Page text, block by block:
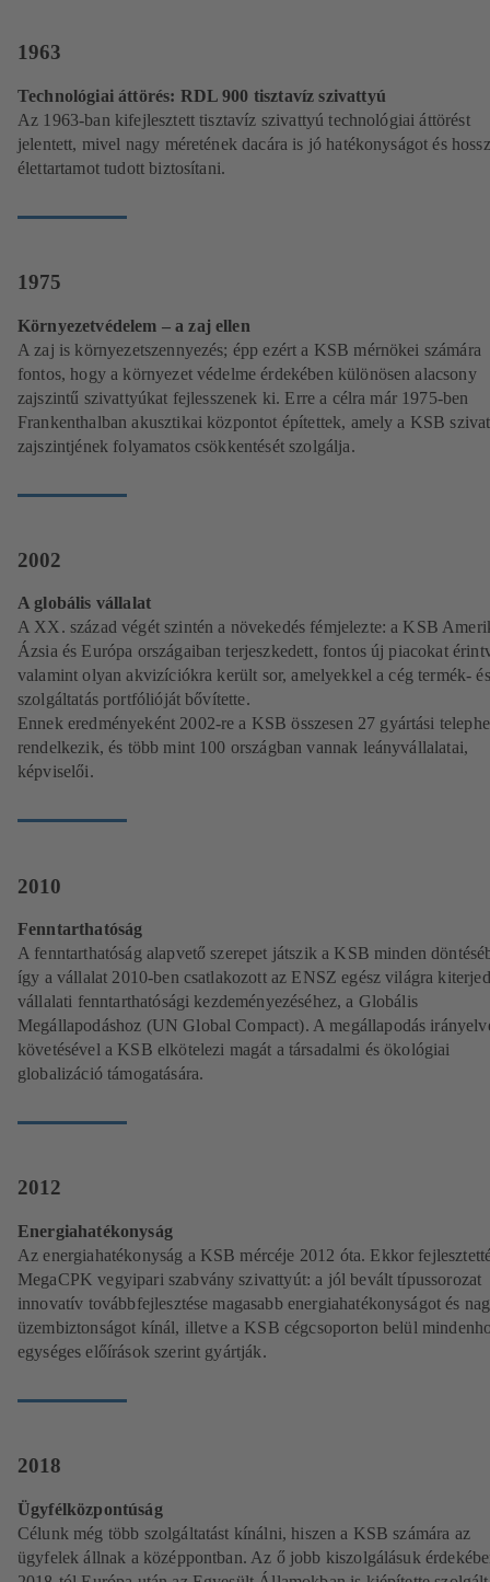
1963
Technológiai áttörés: RDL 900 tisztavíz szivattyú
Az 1963-ban kifejlesztett tisztavíz szivattyú technológiai áttörést
jelentett, mivel nagy méretének dacára is jó hatékonyságot és
élettartamot tudott biztosítani.
1975
Környezetvédelem – a zaj ellen
A zaj is környezetszennyezés; épp ezért a KSB mérnökei számára
fontos, hogy a környezet védelme érdekében különösen alacsony
zajszintű szivattyúkat fejlesszenek ki. Erre a célra már 1975-ben
Frankenthalban akusztikai központot építettek, amely a KSB
zajszintjének folyamatos csökkentését szolgálja.
2002
A globális vállalat
A XX. század végét szintén a növekedés fémjelezte: a KSB
Ázsia és Európa országaiban terjeszkedett, fontos új piacokat
valamint olyan akvizíciókra került sor, amelyekkel a cég termék- és
szolgáltatás portfólióját bővítette.
Ennek eredményeként 2002-re a KSB összesen 27 gyártási
rendelkezik, és több mint 100 országban vannak leányvállalatai,
képviselői.
2010
Fenntarthatóság
A fenntarthatóság alapvető szerepet játszik a KSB minden
így a vállalat 2010-ben csatlakozott az ENSZ egész világra
vállalati fenntarthatósági kezdeményezéséhez, a Globális
Megállapodáshoz (UN Global Compact). A megállapodás
követésével a KSB elkötelezi magát a társadalmi és ökológiai
globalizáció támogatására.
2012
Energiahatékonyság
Az energiahatékonyság a KSB mércéje 2012 óta. Ekkor
MegaCPK vegyipari szabvány szivattyút: a jól bevált típussorozat
innovatív továbbfejlesztése magasabb energiahatékonyságot és
üzembiztonságot kínál, illetve a KSB cégcsoporton belül
egységes előírások szerint gyártják.
2018
Ügyfélközpontúság
Célunk még több szolgáltatást kínálni, hiszen a KSB számára az
ügyfelek állnak a középpontban. Az ő jobb kiszolgálásuk